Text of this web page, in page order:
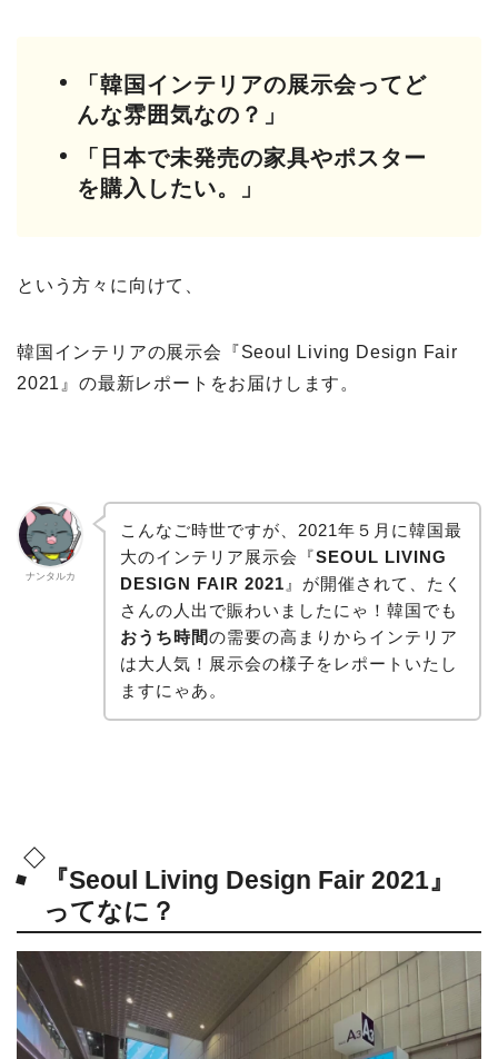
「韓国インテリアの展示会ってど
んな雰囲気なの？」
「日本で未発売の家具やポスター
を購入したい。」
という方々に向けて、
韓国インテリアの展示会『Seoul Living Design Fair
2021』の最新レポートをお届けします。
ナンタルカ
こんなご時世ですが、2021年５月に韓国最
大のインテリア展示会『SEOUL LIVING
DESIGN FAIR 2021』が開催されて、たく
さんの人出で賑わいましたにゃ！韓国でも
おうち時間の需要の高まりからインテリア
は大人気！展示会の様子をレポートいたし
ますにゃあ。
『Seoul Living Design Fair 2021』
ってなに？